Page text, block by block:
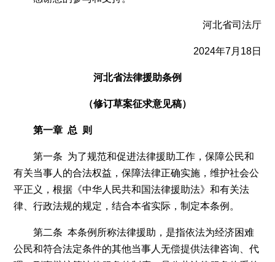
河北省司法厅
2024年7月18日
河北省法律援助条例
（修订草案征求意见稿）
第一章 总 则
第一条 为了规范和促进法律援助工作，保障公民和
有关当事人的合法权益，保障法律正确实施，维护社会公
平正义，根据《中华人民共和国法律援助法》和有关法
律、行政法规的规定，结合本省实际，制定本条例。
第二条 本条例所称法律援助，是指依法为经济困难
公民和符合法定条件的其他当事人无偿提供法律咨询、代